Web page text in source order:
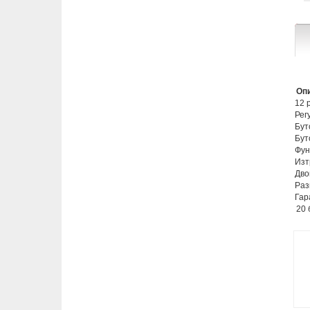
12
20